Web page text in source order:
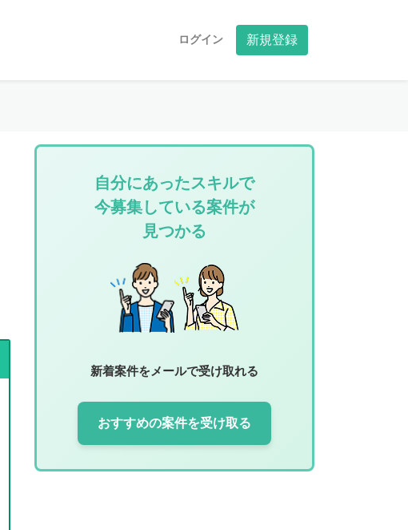
ログイン 新規登録
自分にあったスキルで
今募集している案件が
見つかる
新着案件をメールで受け取れる
おすすめの案件を受け取る